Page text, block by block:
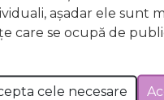
aşadar ele sunt
care se ocupă de
cele necesare